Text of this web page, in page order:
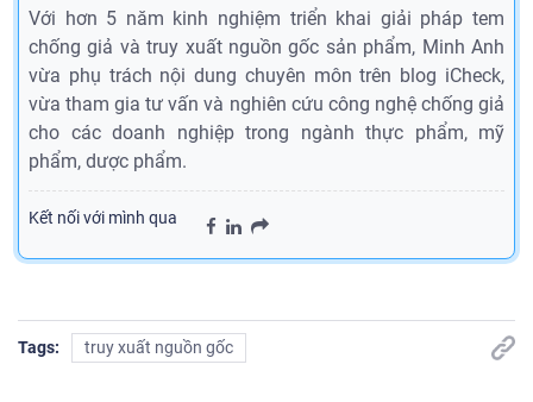
Với hơn 5 năm kinh nghiệm triển khai giải pháp tem
chống giả và truy xuất nguồn gốc sản phẩm, Minh Anh
vừa phụ trách nội dung chuyên môn trên blog iCheck,
vừa tham gia tư vấn và nghiên cứu công nghệ chống giả
cho các doanh nghiệp trong ngành thực phẩm, mỹ
phẩm, dược phẩm.
Kết nối với mình qua
Tags: truy xuất nguồn gốc